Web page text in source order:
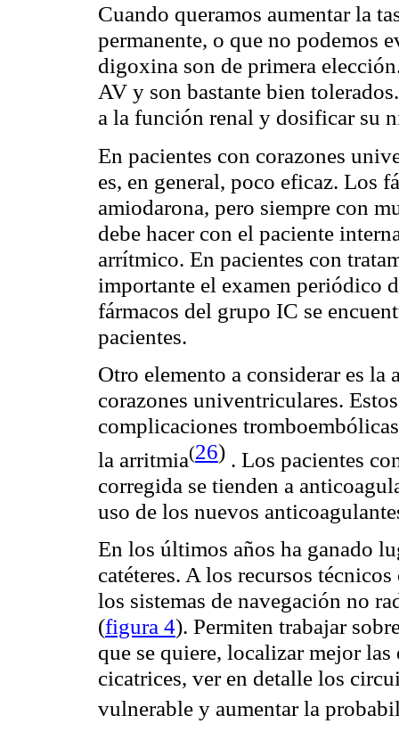
Cuando queramos aumentar la
permanente, o que no podemos
digoxina son de primera
AV y son bastante bien
a la función renal y dosificar su
En pacientes con corazones
es, en general, poco eficaz. Los
amiodarona, pero siempre con
debe hacer con el paciente
arrítmico. En pacientes con
importante el examen periódico
fármacos del grupo IC se
pacientes.
Otro elemento a considerar es
corazones univentriculares.
complicaciones
la arritmia(26) . Los pacientes
corregida se tienden a
uso de los nuevos
En los últimos años ha ganado
catéteres. A los recursos
los sistemas de navegación no
(figura 4). Permiten trabajar
que se quiere, localizar mejor las
cicatrices, ver en detalle los
vulnerable y aumentar la